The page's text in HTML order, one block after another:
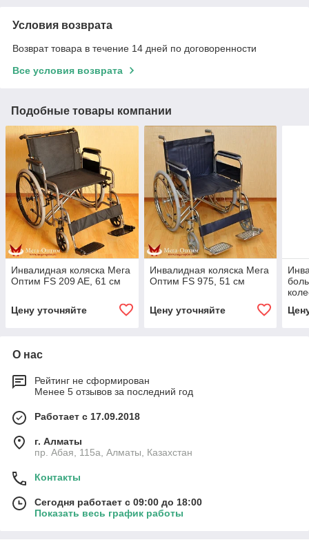
Условия возврата
Возврат товара в течение 14 дней по договоренности
Все условия возврата
Подобные товары компании
Инвалидная коляска Мега
Оптим FS 209 AE, 61 см
Цену уточняйте
Инвалидная коляска Мега
Оптим FS 975, 51 см
Цену уточняйте
О нас
Рейтинг не сформирован
Менее 5 отзывов за последний год
Работает с 17.09.2018
г. Алматы
пр. Абая, 115а, Алматы, Казахстан
Контакты
Сегодня работает с 09:00 до 18:00
Показать весь график работы